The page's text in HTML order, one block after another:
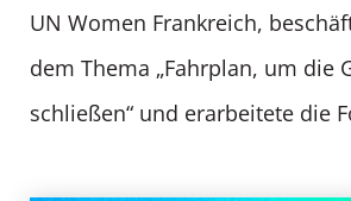
UN Women Frankreich,
dem Thema „Fahrplan, um die
schließen“ und erarbeitete die